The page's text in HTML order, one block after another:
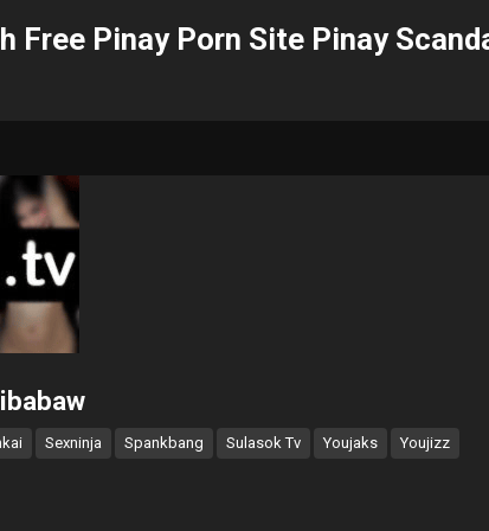
Free Pinay Porn Site Pinay
Sexninja Spankbang Sulasok Tv Youjaks Youjizz